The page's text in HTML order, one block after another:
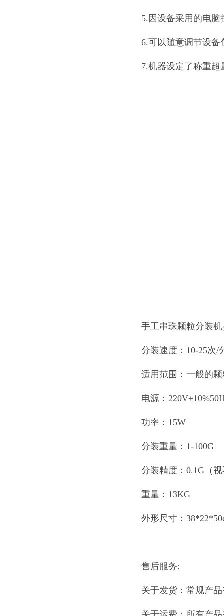
5.因设备采用的电
6.可以随意调节设备
7.机器设定了称重
手工串珠颗粒分装
分装速度：10-25次/
适用范围：一般的
电源：
功率：15W
分装重量：1-100G
分装精度：0.1G（
重量：13KG
外形尺寸：
售后服务:
关于发货：常规产
关于运费：所有产